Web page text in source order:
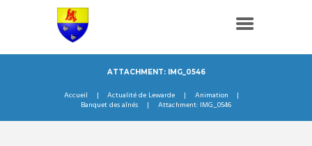
ATTACHMENT: IMG_0546
Accueil Actualité de Lewarde
Animation
Banquet des aînés
Attachment: IMG_0546